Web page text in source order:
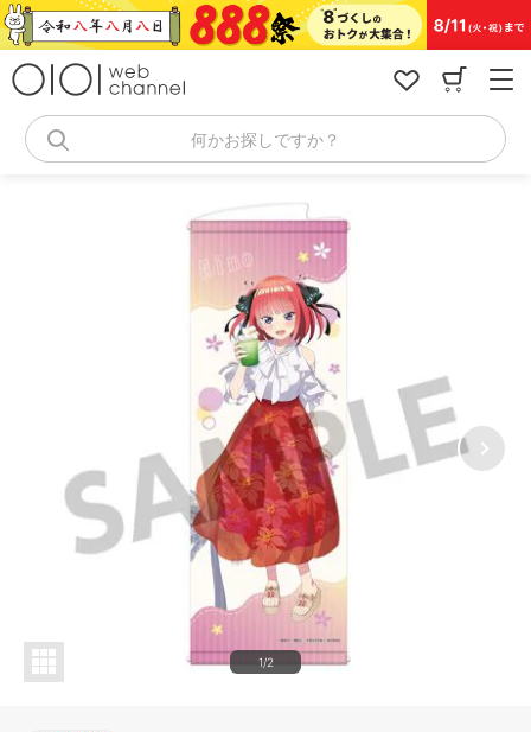
コ
ン
何かお探しですか？
1/2